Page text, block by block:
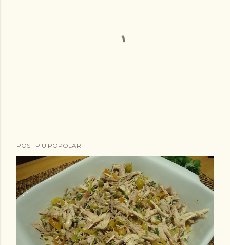
o
s
a
u
POST PIÙ POPOLARI